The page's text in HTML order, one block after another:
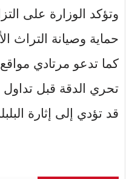
وتؤكد الوزارة على
حماية وصيانة التراث
كما تدعو مرتادي
تحري الدقة قبل
قد تؤدي إلى إثارة